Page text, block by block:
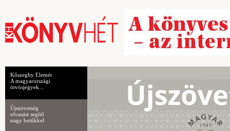
Kőszeghy Elemér
A magyarországi
ötvösjegyek...
Újszövetség
olvasást segítő
nagy betűkkel